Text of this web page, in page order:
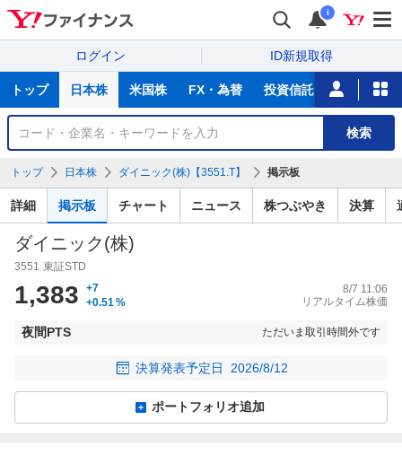
i
ログイン ID新規取得
サ
トップ 日本株 米国株 FX・為替 投資信託 ニュース
銘
検
索
検索
トップ 日本株 ダイニック(株)【3551.T】 掲示板
詳細 掲示板 チャート ニュース 株つぶやき 決算
ダイニック(株)
3551 東証STD
1,383
+7
+0.51 %
8/7 11:06
リアルタイム株価
夜間PTS ただいま取引時間外です
決算発表予定日 2026/8/12
ポートフォリオ追加